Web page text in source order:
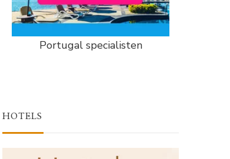
Portugal specialisten
HOTELS